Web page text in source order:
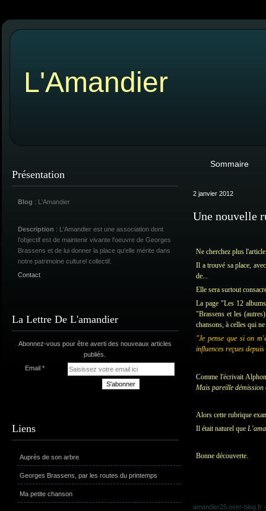
L'Amandier
Présentation
Blog : L'Amandier
Description : L'Amandier est une association dont
l'objectif est de maintenir vivante l'oeuvre de Georges
Brassens et de lui donner la place qu'elle mérite dans
notre patrimoine culturel collectif.
Contact
La Lettre De L'amandier
Abonnez-vous pour être averti des nouveaux articles
publiés.
Email
Liens
Auprès de son arbre
Georges Brassens, par les routes du printemps
Ma petite chanson
Sommaire
2 janvier 2012
Une nouvelle
Ne cherchez plus
Il a trouvé sa place,
de...
Elle sera surtout
La page "Les 12
"Brassens et les
chansons, à celles qui
"Je pense que si on
influences reçues
Comme l'écrivait
Mais pareille
Alors cette rubrique
Il était naturel que
Bonne découverte.
amandier25.over-blog.fr -